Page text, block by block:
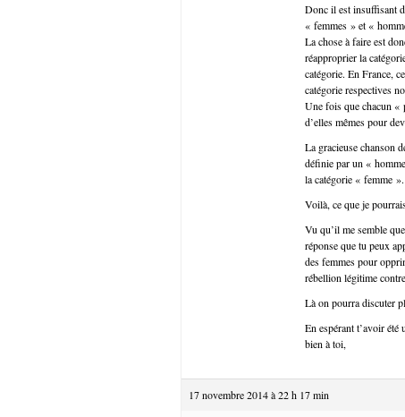
Donc il est insuffisant
« femmes » et «
La chose à faire est
réapproprier la
catégorie. En France,
catégorie respectives
Une fois que chacun «
d’elles mêmes pour
La gracieuse chanson
définie par un «
la catégorie « femme
Voilà, ce que je
Vu qu’il me semble
réponse que tu peux
des femmes pour
rébellion légitime
Là on pourra discuter
En espérant t’avoir été
bien à toi,
17 novembre 2014 à 22 h 17 min